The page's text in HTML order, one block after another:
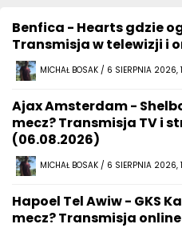
Benfica - Hearts gdzie
Transmisja w telewizji i
MICHAŁ BOSAK / 6 SIERPNIA 2026,
Ajax Amsterdam -
mecz? Transmisja TV i
(06.08.2026)
MICHAŁ BOSAK / 6 SIERPNIA 2026,
Hapoel Tel Awiw - GKS
mecz? Transmisja